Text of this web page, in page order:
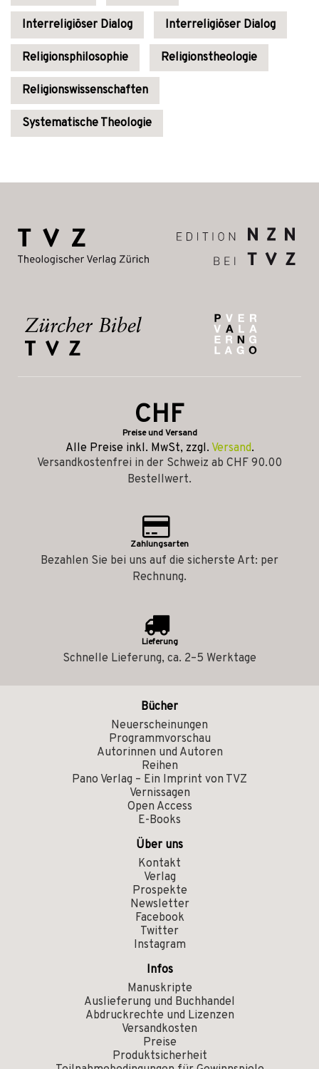
Interreligiöser Dialog Interreligiöser Dialog
Religionsphilosophie Religionstheologie
Religionswissenschaften
Systematische Theologie
CHF
Preise und Versand
Alle Preise inkl. MwSt, zzgl. Versand.
Versandkostenfrei in der Schweiz ab CHF 90.00
Bestellwert.
Zahlungsarten
Bezahlen Sie bei uns auf die sicherste Art: per
Rechnung.
Lieferung
Schnelle Lieferung, ca. 2–5 Werktage
Bücher
Neuerscheinungen
Programmvorschau
Autorinnen und Autoren
Reihen
Pano Verlag – Ein Imprint von TVZ
Vernissagen
Open Access
E-Books
Über uns
Kontakt
Verlag
Prospekte
Newsletter
Facebook
Twitter
Instagram
Infos
Manuskripte
Auslieferung und Buchhandel
Abdruckrechte und Lizenzen
Versandkosten
Preise
Produktsicherheit